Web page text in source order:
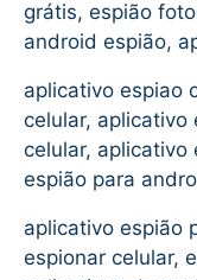
grátis, espião
android espião,
aplicativo espiao
celular, aplicativo
celular, aplicativo
espião para
aplicativo espião
espionar celular,